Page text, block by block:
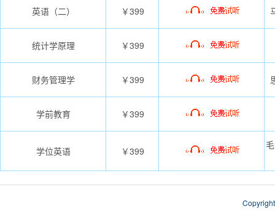
英语（二） ￥399
统计学原理 ￥399
财务管理学 ￥399
学前教育 ￥399
学位英语 ￥399